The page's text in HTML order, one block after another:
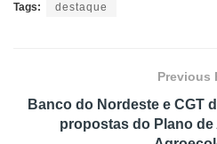
Tags: destaque
Previous
Banco do Nordeste e CGT
propostas do Plano de